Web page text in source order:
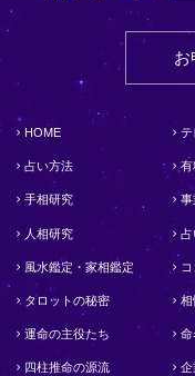
お
HOME
占い方法
手相研究
人相研究
風水鑑定・家相鑑定
タロットの秘密
運命の主役たち
四柱推命の源流
テ
有
事
占
相
命
企